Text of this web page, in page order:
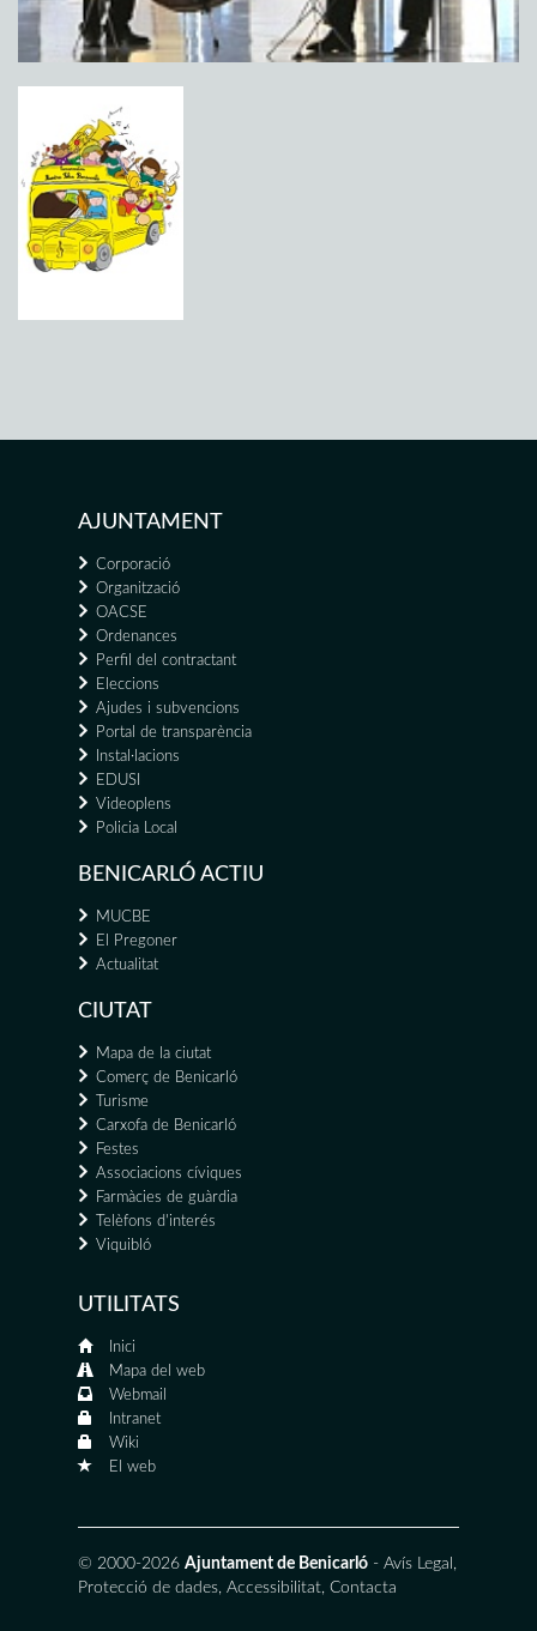
AJUNTAMENT
Corporació
Organització
OACSE
Ordenances
Perfil del contractant
Eleccions
Ajudes i subvencions
Portal de transparència
Instal·lacions
EDUSI
Videoplens
Policia Local
BENICARLÓ ACTIU
MUCBE
El Pregoner
Actualitat
CIUTAT
Mapa de la ciutat
Comerç de Benicarló
Turisme
Carxofa de Benicarló
Festes
Associacions cíviques
Farmàcies de guàrdia
Telèfons d'interés
Viquibló
UTILITATS
Inici
Mapa del web
Webmail
Intranet
Wiki
El web
© 2000-2026 Ajuntament de Benicarló - Avís Legal ,
Protecció de dades, Accessibilitat, Contacta